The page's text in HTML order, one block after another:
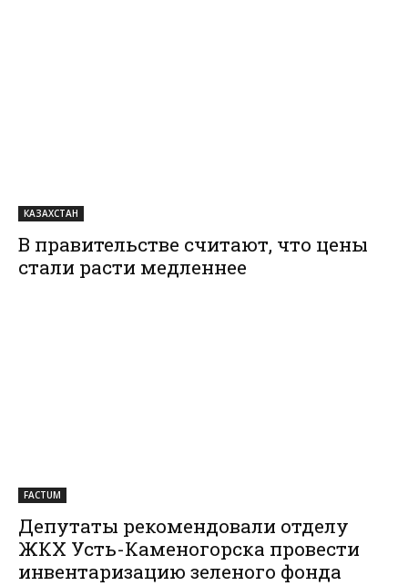
КАЗАХСТАН
В правительстве считают, что цены
стали расти медленнее
FACTUM
Депутаты рекомендовали отделу
ЖКХ Усть-Каменогорска провести
инвентаризацию зеленого фонда